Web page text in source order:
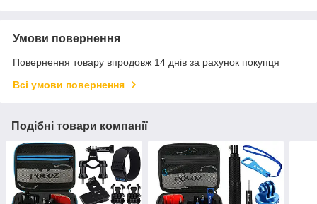
Умови повернення
Повернення товару впродовж 14 днів за рахунок покупця
Всі умови повернення
Подібні товари компанії